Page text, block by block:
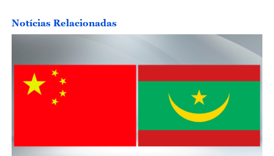
Notícias Relacionadas